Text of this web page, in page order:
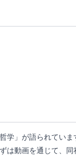
学」が語られてい
は動画を通じて、